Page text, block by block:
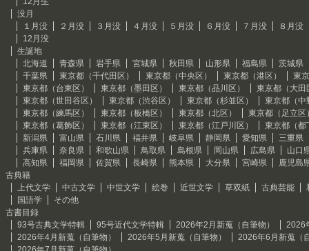
没月
１月没
２月没 ３月没 ４月没 ５月没 ６月没 ７月没
８月没
12月没
生誕地
北海道
青森県 岩手県 宮城県 秋田県 山形県 福島県
茨城県
千葉県
東京都（千代田区） 東京都（中央区） 東京都（港区）
東
東京都（台東区）
東京都（墨田区） 東京都（品川区）
東京都（大田
東京都（世田谷区）
東京都（渋谷区） 東京都（杉並区）
東京都（中
東京都（練馬区）
東京都（板橋区） 東京都（北区）
東京都（足立区
東京都（葛飾区）
東京都（江東区） 東京都（江戸川区）
東京都（都
新潟県
富山県 石川県 福井県 岐阜県 静岡県 愛知県
三重県
兵庫県
奈良県 和歌山県 鳥取県 島根県 岡山県 広島県
山口
高知県
福岡県 佐賀県 長崎県 熊本県 大分県 宮崎県
鹿児島
古典籍
上代文学
中古文学 中世文学 絵巻 近世文学 草双紙 古典芸能
国語学
その他
古書目録
93号古典文学特輯
95号近代文学特輯 2026年2月新蒐（自筆物）
2026
2026年4月新蒐（自筆物）
2026年5月新蒐（自筆物）
2026年6月新蒐（